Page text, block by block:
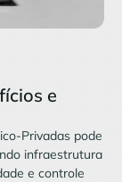
e
Privadas pode
infraestrutura
e controle